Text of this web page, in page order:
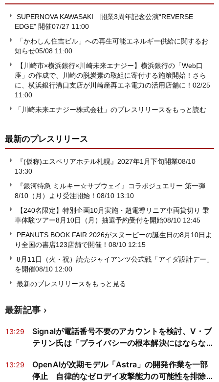
SUPERNOVA KAWASAKI 開業3周年記念公演“REVERSE
EDGE” 開催07/27 11:00
「かわしん住吉ビル」への再生可能エネルギー供給に関するお
知らせ05/08 11:00
【川崎市×横浜銀行×川崎未来エナジー】横浜銀行の「Web口
座」の作成で、川崎の脱炭素の取組に寄付する施策開始！さら
に、横浜銀行溝口支店が川崎産再エネ電力の活用店舗に！ 02/25
11:00
「川崎未来エナジー株式会社」のプレスリリースをもっと読む
最新のプレスリリース
『(仮称)エスペリアホテル札幌』2027年1月下旬開業08/10
13:30
『銀河特急 ミルキー☆サブウェイ』コラボジュエリー 第一弾
8/10（月）より受注開始！ 08/10 13:10
【240名限定】特別企画10月実施・超電導リニア車両貸切り 乗
車体験ツアー8月10日（月）抽選予約受付を開始08/10 12:45
PEANUTS BOOK FAIR 2026がスヌーピーの誕生日の8月10日よ
り全国の書店123店舗で開催！ 08/10 12:15
8月11日（火・祝）読売ジャイアンツ公式戦「アイダ設計デー」
を開催08/10 12:00
最新のプレスリリースをもっと見る
最新記事
13:29
Signalが電話番号不要のアカウントを検討、V・ブ
テリン氏は「プライバシーの根本解決にはならな
13:29
OpenAIが次期モデル「Astra」の開発作業を一部
停止 自律的なゼロデイ攻撃能力の可能性を排除で